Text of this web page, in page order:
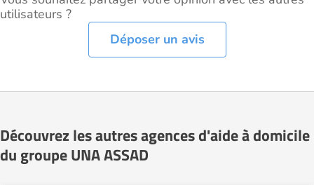
utilisateurs ?
Déposer un avis
Découvrez les autres agences d'aide à domicile
du groupe UNA ASSAD